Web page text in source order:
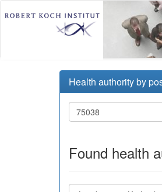
Health authority by
Found health